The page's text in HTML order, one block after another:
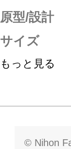
原型/設計
サイズ
もっと見る
© Nihon